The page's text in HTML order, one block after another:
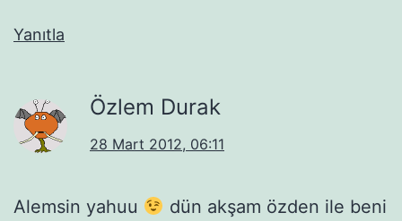
Yanıtla
Özlem Durak
28 Mart 2012, 06:11
Alemsin yahuu
dün akşam özden ile beni